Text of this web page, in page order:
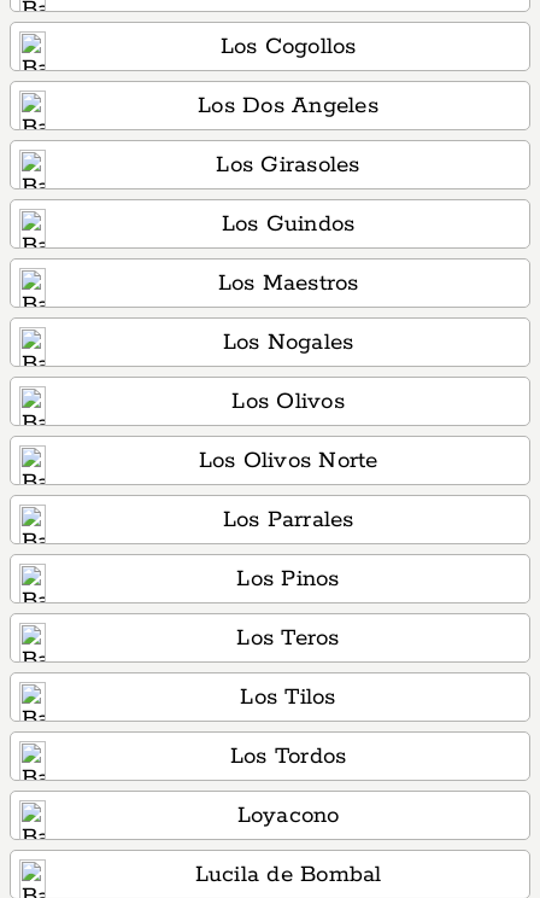
Los Cogollos
Los Dos Angeles
Los Girasoles
Los Guindos
Los Maestros
Los Nogales
Los Olivos
Los Olivos Norte
Los Parrales
Los Pinos
Los Teros
Los Tilos
Los Tordos
Loyacono
Lucila de Bombal